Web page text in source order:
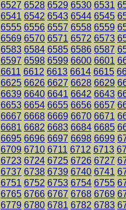
6527 6528 6529 6530 6531
6541 6542 6543 6544 6545
6555 6556 6557 6558 6559
6569 6570 6571 6572 6573
6583 6584 6585 6586 6587
6597 6598 6599 6600 6601
6611 6612 6613 6614 6615
6625 6626 6627 6628 6629
6639 6640 6641 6642 6643
6653 6654 6655 6656 6657
6667 6668 6669 6670 6671
6681 6682 6683 6684 6685
6695 6696 6697 6698 6699
6709 6710 6711 6712 6713
6723 6724 6725 6726 6727
6737 6738 6739 6740 6741
6751 6752 6753 6754 6755
6765 6766 6767 6768 6769
6779 6780 6781 6782 6783